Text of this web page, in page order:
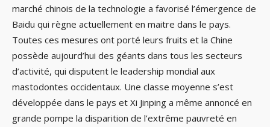
marché chinois de la technologie a favorisé l’émergence de
Baidu qui règne actuellement en maitre dans le pays.
Toutes ces mesures ont porté leurs fruits et la Chine
possède aujourd’hui des géants dans tous les secteurs
d’activité, qui disputent le leadership mondial aux
mastodontes occidentaux. Une classe moyenne s’est
développée dans le pays et Xi Jinping a même annoncé en
grande pompe la disparition de l’extrême pauvreté en